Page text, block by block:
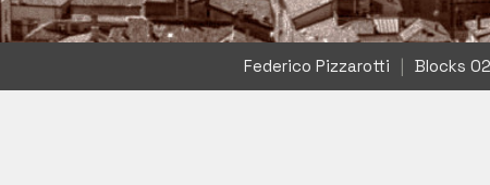
Federico Pizzarotti | Blocks 02